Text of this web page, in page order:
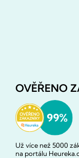
OVĚŘENO
Už více než 5000
na portálu